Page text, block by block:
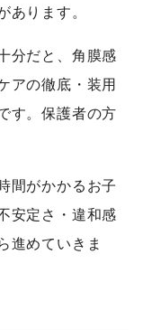
あります。
分だと、角膜感
アの徹底・装用
す。保護者の方
間がかかるお子
安定さ・違和感
進めていきま